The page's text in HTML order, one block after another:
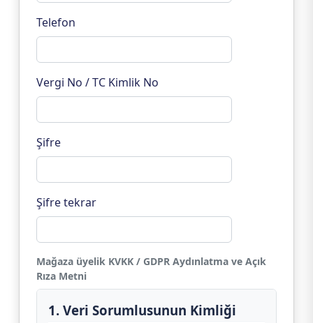
Telefon
Vergi No / TC Kimlik No
Şifre
Şifre tekrar
Mağaza üyelik KVKK / GDPR Aydınlatma ve Açık
Rıza Metni
1. Veri Sorumlusunun Kimliği